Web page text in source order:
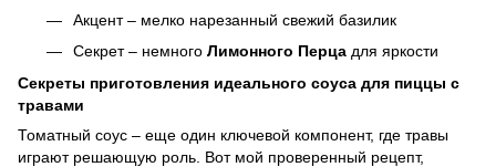
Акцент – мелко нарезанный свежий базилик
Секрет – немного Лимонного Перца для яркости
Секреты приготовления идеального соуса для пиццы с
травами
Томатный соус – еще один ключевой компонент, где травы
играют решающую роль. Вот мой проверенный рецепт,